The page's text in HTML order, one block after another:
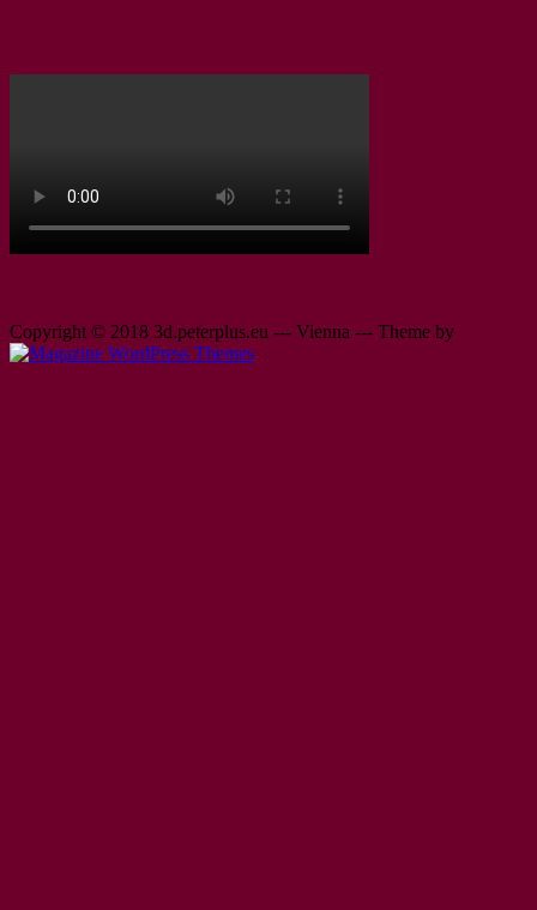
Copyright © 2018 3d.peterplus.eu --- Vienna --- Theme by